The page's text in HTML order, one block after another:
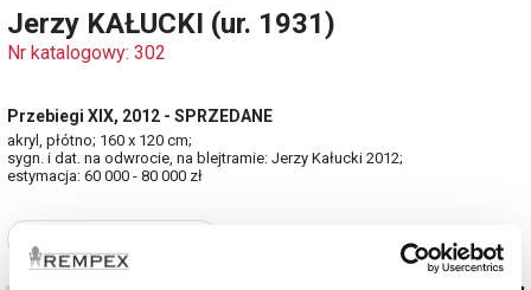
Jerzy KAŁUCKI (ur. 1931)
Nr katalogowy: 302
Przebiegi XIX, 2012 - SPRZEDANE
akryl, płótno; 160 x 120 cm;
sygn. i dat. na odwrocie, na blejtramie: Jerzy Kałucki 2012;
estymacja: 60 000 - 80 000 zł